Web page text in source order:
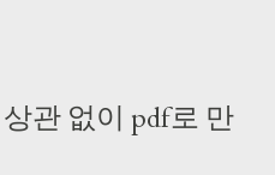
관 없이 pdf로 만